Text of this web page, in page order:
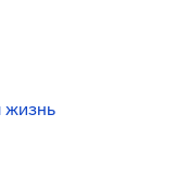
жизнь